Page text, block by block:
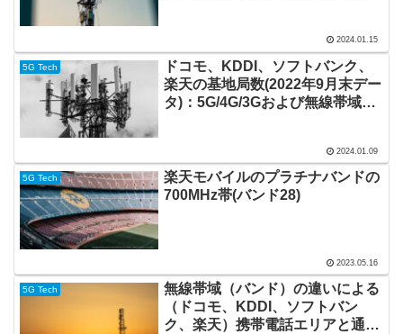
2024.01.15
5G Tech
ドコモ、KDDI、ソフトバンク、
楽天の基地局数(2022年9月末デー
タ)：5G/4G/3Gおよび無線帯域
2024.01.09
5G Tech
楽天モバイルのプラチナバンドの
700MHz帯(バンド28)
2023.05.16
5G Tech
無線帯域（バンド）の違いによる
（ドコモ、KDDI、ソフトバン
ク、楽天）携帯電話エリアと通信